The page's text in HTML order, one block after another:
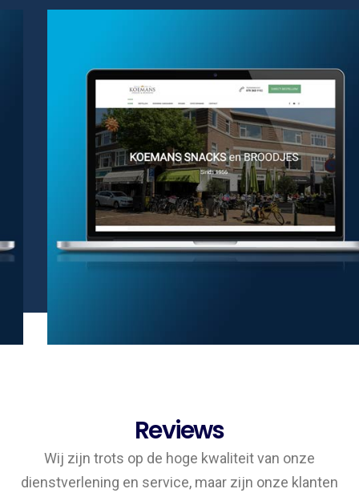
Websites
De website van
Koemans Snacks en
Broodjes
Reviews
Wij zijn trots op de hoge kwaliteit van onze
dienstverlening en service, maar zijn onze klanten